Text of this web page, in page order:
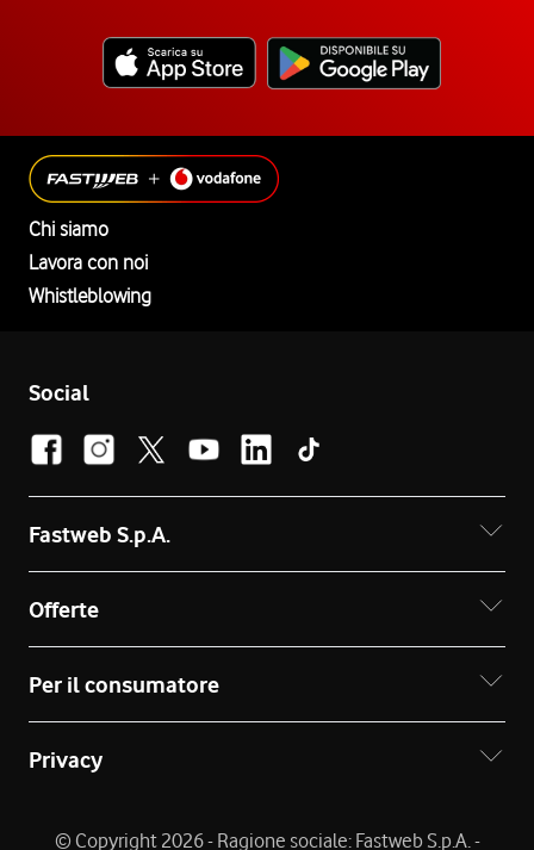
Chi siamo
Lavora con noi
Whistleblowing
Social
Fastweb S.p.A.
Offerte
Per il consumatore
Privacy
© Copyright 2026 - Ragione sociale: Fastweb S.p.A. -